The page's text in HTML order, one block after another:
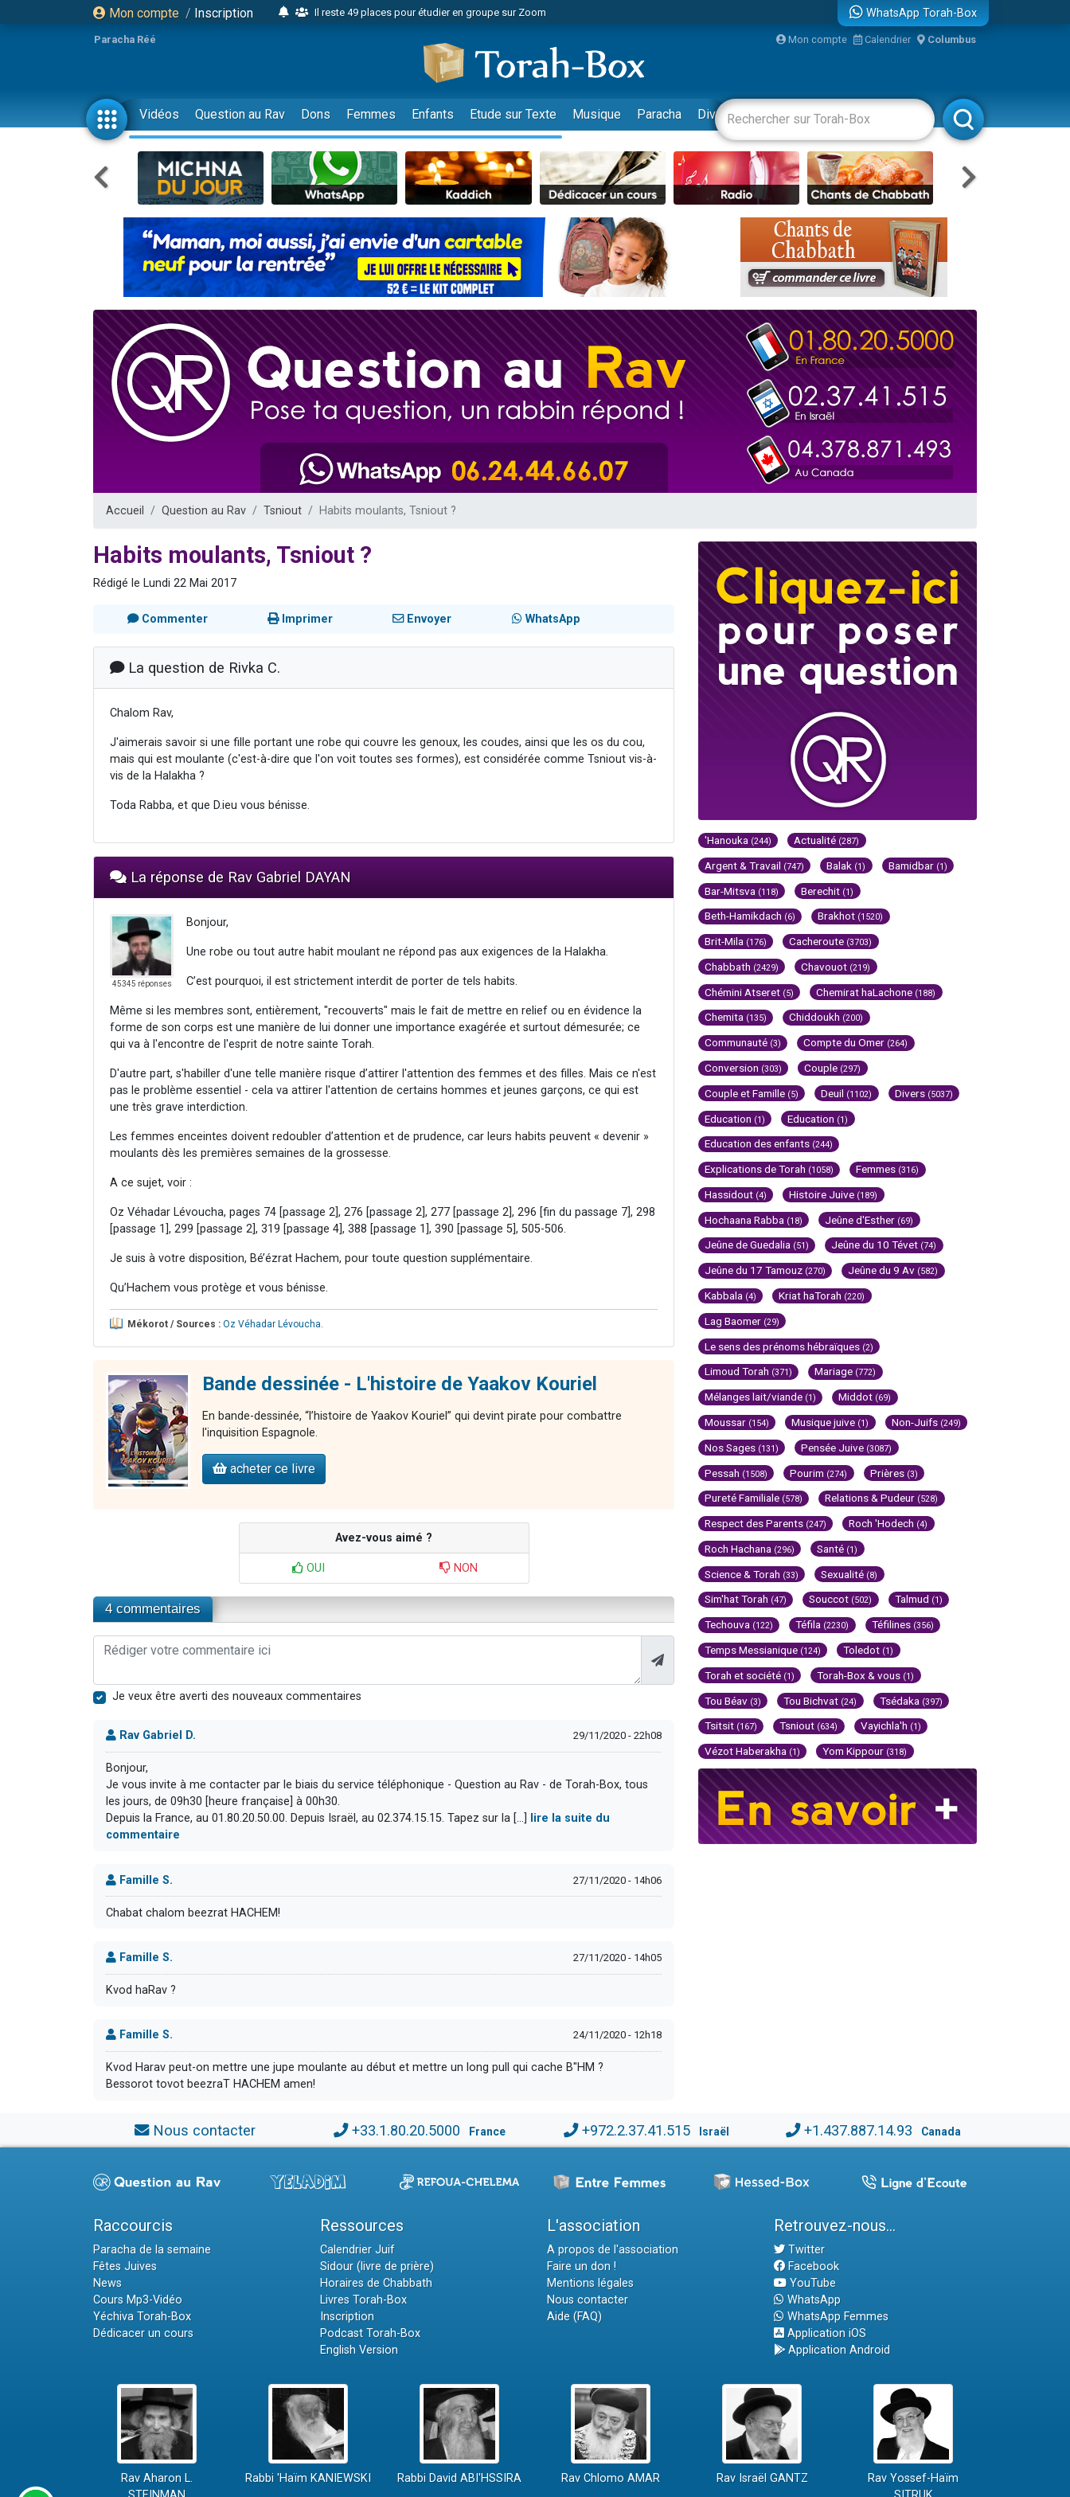
Mon compte / Inscription
Il reste 49 places pour étudier en groupe sur Zoom
2 personnes viennent de nous rejoindre sur WhatsApp
6 personnes viennent de nous rejoindre sur WhatsApp
4 personnes viennent de faire un don pour Reloger Rivka, 6 enfants, victime de violences...
2 personnes viennent de faire un don pour 1 Journée de Vacances Pour les Enfants
17 personnes viennent de demander une bénédiction
4 personnes viennent de nous rejoindre sur WhatsApp
Il reste 49 places pour étudier en groupe sur Zoom
Eva vient de donner son Maasser
4 personnes viennent de nous rejoindre sur WhatsApp
3 personnes viennent de nous rejoindre sur WhatsApp
Odaya vient de donner son Maasser
3 personnes viennent de faire un don pour 5 jours de vacances aux Orphelins
2 personnes viennent de nous rejoindre sur WhatsApp
13 personnes viennent de demander une bénédiction
Il reste 49 places pour étudier en groupe sur Zoom
12 nouvelles musiques dans Torah-Box Music
29 personnes viennent de demander une bénédiction
WhatsApp Torah-Box
Paracha Réé Mon compte Calendrier Columbus
Vidéos Question au Rav Dons Femmes Enfants Etude sur Texte Musique Paracha Divertissements Livres Rabbanim
Accueil Question au Rav Tsniout Habits moulants, Tsniout ?
Habits moulants, Tsniout ?
Rédigé le Lundi 22 Mai 2017
Commenter Imprimer Envoyer WhatsApp
La question de Rivka C.
Chalom Rav,
J'aimerais savoir si une fille portant une robe qui couvre les genoux, les coudes, ainsi que les os du cou,
mais qui est moulante (c'est-à-dire que l'on voit toutes ses formes), est considérée comme Tsniout vis-à-
vis de la Halakha ?
Toda Rabba, et que D.ieu vous bénisse.
La réponse de Rav Gabriel DAYAN
45345 réponses
Bonjour,
Une robe ou tout autre habit moulant ne répond pas aux exigences de la Halakha.
C’est pourquoi, il est strictement interdit de porter de tels habits.
Même si les membres sont, entièrement, "recouverts" mais le fait de mettre en relief ou en évidence la
forme de son corps est une manière de lui donner une importance exagérée et surtout démesurée; ce
qui va à l'encontre de l'esprit de notre sainte Torah.
D'autre part, s'habiller d'une telle manière risque d’attirer l'attention des femmes et des filles. Mais ce n'est
pas le problème essentiel - cela va attirer l'attention de certains hommes et jeunes garçons, ce qui est
une très grave interdiction.
Les femmes enceintes doivent redoubler d’attention et de prudence, car leurs habits peuvent « devenir »
moulants dès les premières semaines de la grossesse.
A ce sujet, voir :
Oz Véhadar Lévoucha, pages 74 [passage 2], 276 [passage 2], 277 [passage 2], 296 [fin du passage 7], 298
[passage 1], 299 [passage 2], 319 [passage 4], 388 [passage 1], 390 [passage 5], 505-506.
Je suis à votre disposition, Bé’ézrat Hachem, pour toute question supplémentaire.
Qu’Hachem vous protège et vous bénisse.
Mékorot / Sources : Oz Véhadar Lévoucha
Bande dessinée - L'histoire de Yaakov Kouriel
En bande-dessinée, “l’histoire de Yaakov Kouriel” qui devint pirate pour combattre
l'inquisition Espagnole.
acheter ce livre
Avez-vous aimé ?
OUI NON
4 commentaires
Je veux être averti des nouveaux commentaires
Rav Gabriel D. 29/11/2020 - 22h08
Bonjour,
Je vous invite à me contacter par le biais du service téléphonique - Question au Rav - de Torah-Box, tous
les jours, de 09h30 [heure française] à 00h30.
Depuis la France, au 01.80.20.50.00. Depuis Israël, au 02.374.15.15. Tapez sur la [...]
lire la suite du
commentaire
Famille S. 27/11/2020 - 14h06
Chabat chalom beezrat HACHEM!
Famille S. 27/11/2020 - 14h05
Kvod haRav ?
Famille S. 24/11/2020 - 12h18
Kvod Harav peut-on mettre une jupe moulante au début et mettre un long pull qui cache B"HM ?
Bessorot tovot beezraT HACHEM amen!
'Hanouka (244) Actualité (287)
Argent & Travail (747) Balak (1) Bamidbar (1)
Bar-Mitsva (118) Berechit (1)
Beth-Hamikdach (6) Brakhot (1520)
Brit-Mila (176) Cacheroute (3703)
Chabbath (2429) Chavouot (219)
Chémini Atseret (5) Chemirat haLachone (188)
Chemita (135) Chiddoukh (200)
Communauté (3) Compte du Omer (264)
Conversion (303) Couple (297)
Couple et Famille (5) Deuil (1102) Divers (5037)
Education (1) Education (1)
Education des enfants (244)
Explications de Torah (1058) Femmes (316)
Hassidout (4) Histoire Juive (189)
Hochaana Rabba (18) Jeûne d'Esther (69)
Jeûne de Guedalia (51) Jeûne du 10 Tévet (74)
Jeûne du 17 Tamouz (270) Jeûne du 9 Av (582)
Kabbala (4) Kriat haTorah (220)
Lag Baomer (29)
Le sens des prénoms hébraïques (2)
Limoud Torah (371) Mariage (772)
Mélanges lait/viande (1) Middot (69)
Moussar (154) Musique juive (1) Non-Juifs (249)
Nos Sages (131) Pensée Juive (3087)
Pessah (1508) Pourim (274) Prières (3)
Pureté Familiale (578) Relations & Pudeur (528)
Respect des Parents (247) Roch 'Hodech (4)
Roch Hachana (296) Santé (1)
Science & Torah (33) Sexualité (8)
Sim'hat Torah (47) Souccot (502) Talmud (1)
Techouva (122) Téfila (2230) Téfilines (356)
Temps Messianique (124) Toledot (1)
Torah et société (1) Torah-Box & vous (1)
Tou Béav (3) Tou Bichvat (24) Tsédaka (397)
Tsitsit (167) Tsniout (634) Vayichla'h (1)
Vézot Haberakha (1) Yom Kippour (318)
Nous contacter +33.1.80.20.5000 France +972.2.37.41.515 Israël +1.437.887.14.93 Canada
Raccourcis
Paracha de la semaine
Fêtes Juives
News
Cours Mp3-Vidéo
Yéchiva Torah-Box
Dédicacer un cours
Ressources
Calendrier Juif
Sidour (livre de prière)
Horaires de Chabbath
Livres Torah-Box
Inscription
Podcast Torah-Box
English Version
L'association
A propos de l'association
Faire un don !
Mentions légales
Nous contacter
Aide (FAQ)
Retrouvez-nous...
Twitter
Facebook
YouTube
WhatsApp
WhatsApp Femmes
Application iOS
Application Android
Rav Aharon L.
Rabbi 'Haïm KANIEWSKI Rabbi David ABI'HSSIRA Rav Chlomo AMAR Rav Israël GANTZ
Rav Yossef-Haïm